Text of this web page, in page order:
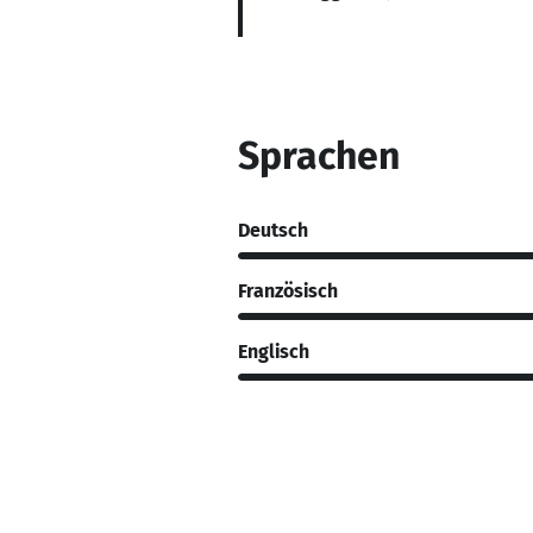
Sprachen
Deutsch
Französisch
Englisch